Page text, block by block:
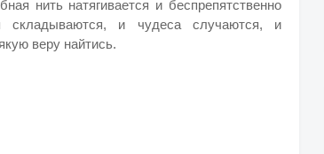
нить натягивается и беспрепятственно
складываются, и чудеса случаются, и
веру найтись.